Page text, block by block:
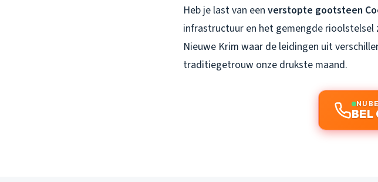
Heb je last van een verstopte gootsteen
infrastructuur en het gemengde rioolstelsel
Nieuwe Krim waar de leidingen uit
traditiegetrouw onze drukste maand.
NU
BEL